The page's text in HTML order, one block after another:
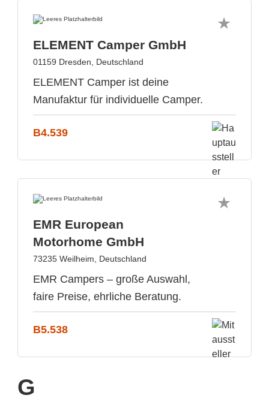
ELEMENT Camper GmbH
01159 Dresden, Deutschland
ELEMENT Camper ist deine
Manufaktur für individuelle Camper.
B4.539
EMR European
Motorhome GmbH
73235 Weilheim, Deutschland
EMR Campers – große Auswahl,
faire Preise, ehrliche Beratung.
B5.538
G